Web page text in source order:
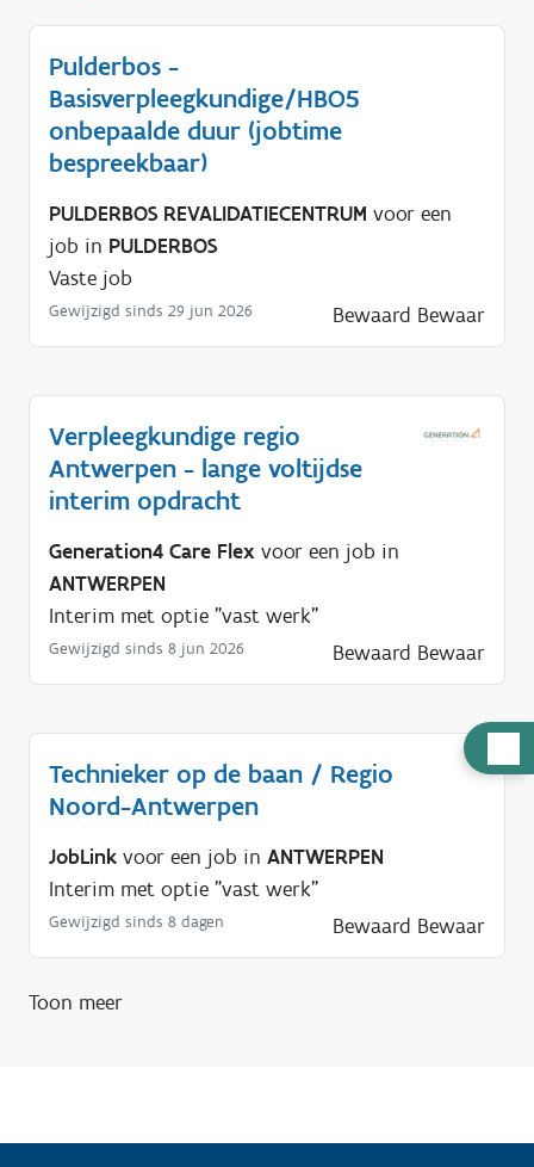
u
d
Pulderbos -
Basisverpleegkundige/HBO5
onbepaalde duur (jobtime
bespreekbaar)
PULDERBOS REVALIDATIECENTRUM voor een
job in PULDERBOS
Vaste job
Gewijzigd sinds 29 jun 2026 Bewaard Bewaar
Verpleegkundige regio
Antwerpen - lange voltijdse
interim opdracht
Generation4 Care Flex voor een job in
ANTWERPEN
Interim met optie "vast werk"
Gewijzigd sinds 8 jun 2026 Bewaard Bewaar
Technieker op de baan / Regio
Noord-Antwerpen
JobLink voor een job in ANTWERPEN
Interim met optie "vast werk"
Gewijzigd sinds 8 dagen Bewaard Bewaar
Toon meer